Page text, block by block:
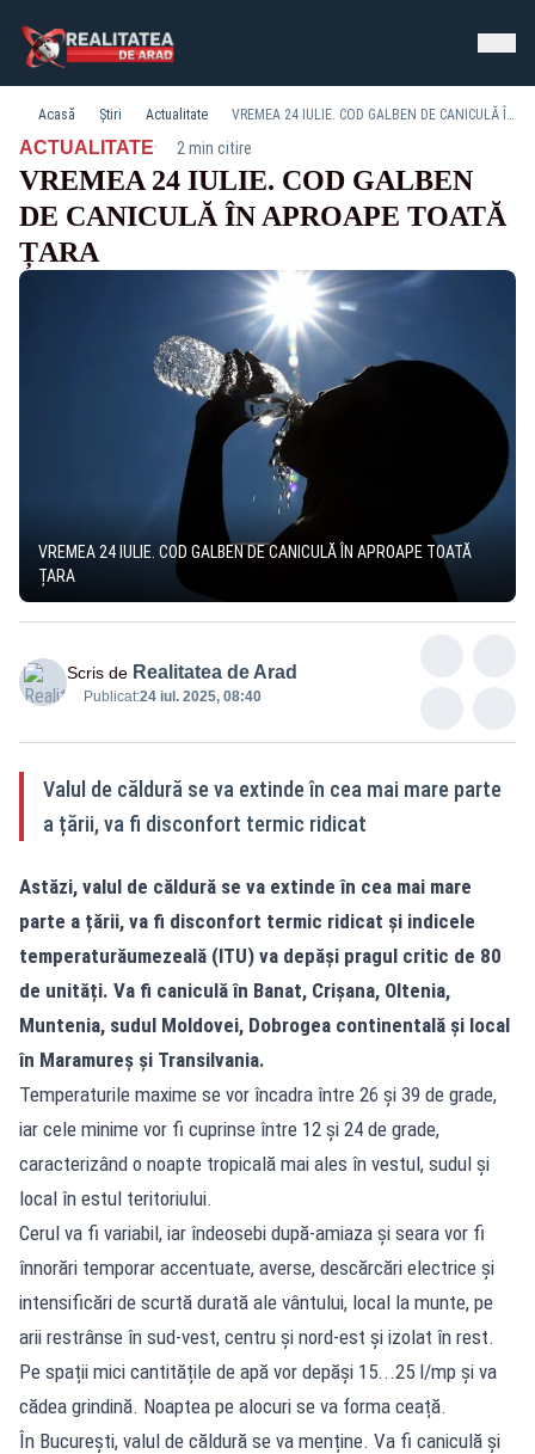
Acasă Știri Actualitate VREMEA 24 IULIE. COD GALBEN DE CANICULĂ ÎN APROAPE TOATĂ ȚARA
ACTUALITATE· 2 min citire
VREMEA 24 IULIE. COD GALBEN
DE CANICULĂ ÎN APROAPE TOATĂ
ȚARA
VREMEA 24 IULIE. COD GALBEN DE CANICULĂ ÎN APROAPE TOATĂ
ȚARA
Scris de Realitatea de Arad
Publicat:24 iul. 2025, 08:40
Valul de căldură se va extinde în cea mai mare parte
a țării, va fi disconfort termic ridicat
Astăzi, valul de căldură se va extinde în cea mai mare
parte a țării, va fi disconfort termic ridicat și indicele
temperaturăumezeală (ITU) va depăși pragul critic de 80
de unități. Va fi caniculă în Banat, Crișana, Oltenia,
Muntenia, sudul Moldovei, Dobrogea continentală și local
în Maramureș și Transilvania.
Temperaturile maxime se vor încadra între 26 și 39 de grade,
iar cele minime vor fi cuprinse între 12 și 24 de grade,
caracterizând o noapte tropicală mai ales în vestul, sudul și
local în estul teritoriului.
Cerul va fi variabil, iar îndeosebi după-amiaza și seara vor fi
înnorări temporar accentuate, averse, descărcări electrice și
intensificări de scurtă durată ale vântului, local la munte, pe
arii restrânse în sud-vest, centru și nord-est și izolat în rest.
Pe spații mici cantitățile de apă vor depăși 15...25 l/mp și va
cădea grindină. Noaptea pe alocuri se va forma ceață.
În București, valul de căldură se va menține. Va fi caniculă și